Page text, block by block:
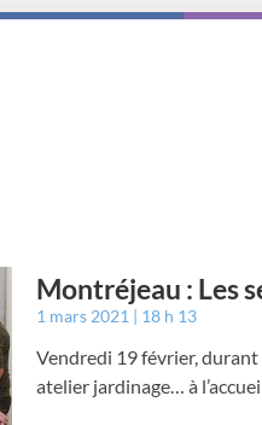
Montréjeau : Les
1 mars 2021 18 h 13
Vendredi 19 février, durant
atelier jardinage… à